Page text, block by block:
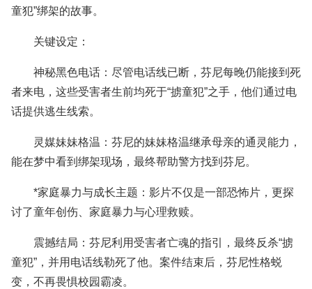
童犯”绑架的故事。
关键设定：
神秘黑色电话：尽管电话线已断，芬尼每晚仍能接到死
者来电，这些受害者生前均死于“掳童犯”之手，他们通过电
话提供逃生线索。
灵媒妹妹格温：芬尼的妹妹格温继承母亲的通灵能力，
能在梦中看到绑架现场，最终帮助警方找到芬尼。
*家庭暴力与成长主题：影片不仅是一部恐怖片，更探
讨了童年创伤、家庭暴力与心理救赎。
震撼结局：芬尼利用受害者亡魂的指引，最终反杀“掳
童犯”，并用电话线勒死了他。案件结束后，芬尼性格蜕
变，不再畏惧校园霸凌。